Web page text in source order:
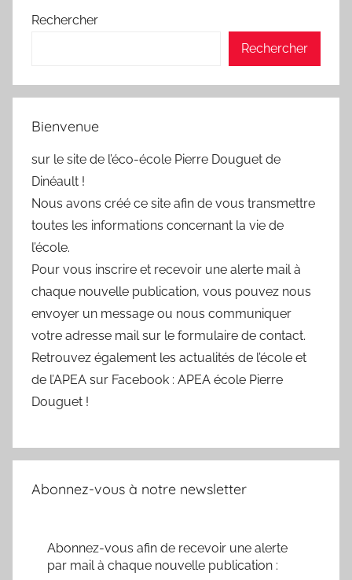
Rechercher
Rechercher
Bienvenue
sur le site de l’éco-école Pierre Douguet de
Dinéault !
Nous avons créé ce site afin de vous transmettre
toutes les informations concernant la vie de
l’école.
Pour vous inscrire et recevoir une alerte mail à
chaque nouvelle publication, vous pouvez nous
envoyer un message ou nous communiquer
votre adresse mail sur le formulaire de contact.
Retrouvez également les actualités de l’école et
de l’APEA sur Facebook : APEA école Pierre
Douguet !
Abonnez-vous à notre newsletter
Abonnez-vous afin de recevoir une alerte
par mail à chaque nouvelle publication :